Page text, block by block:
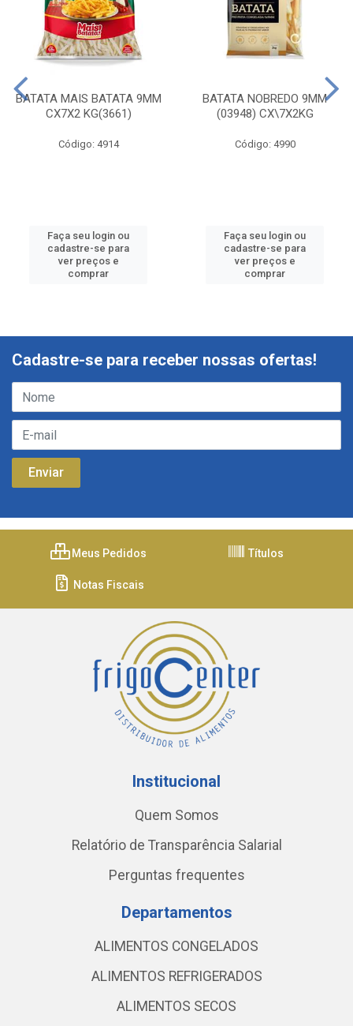
BATATA MAIS BATATA 9MM
CX7X2 KG(3661)
Código: 4914
Faça seu login ou
cadastre-se para
ver preços e
comprar
BATATA NOBREDO 9MM
(03948) CX\7X2KG
Código: 4990
Faça seu login ou
cadastre-se para
ver preços e
comprar
Cadastre-se para receber nossas ofertas!
Meus Pedidos Títulos
Notas Fiscais
Institucional
Quem Somos
Relatório de Transparência Salarial
Perguntas frequentes
Departamentos
ALIMENTOS CONGELADOS
ALIMENTOS REFRIGERADOS
ALIMENTOS SECOS